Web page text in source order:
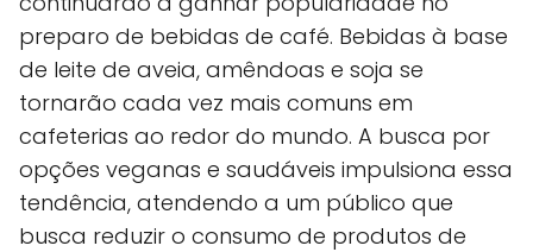
preparo de bebidas de café. Bebidas à base
de leite de aveia, amêndoas e soja se
tornarão cada vez mais comuns em
cafeterias ao redor do mundo. A busca por
opções veganas e saudáveis impulsiona essa
tendência, atendendo a um público que
busca reduzir o consumo de produtos de